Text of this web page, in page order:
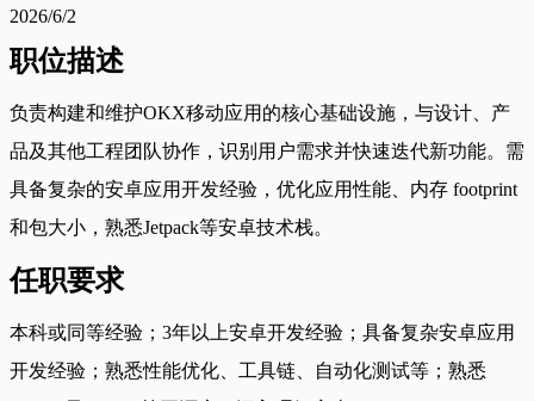
2026/6/2
职位描述
负责构建和维护OKX移动应用的核心基础设施，与设计、产
品及其他工程团队协作，识别用户需求并快速迭代新功能。需
具备复杂的安卓应用开发经验，优化应用性能、内存 footprint
和包大小，熟悉Jetpack等安卓技术栈。
任职要求
本科或同等经验；3年以上安卓开发经验；具备复杂安卓应用
开发经验；熟悉性能优化、工具链、自动化测试等；熟悉